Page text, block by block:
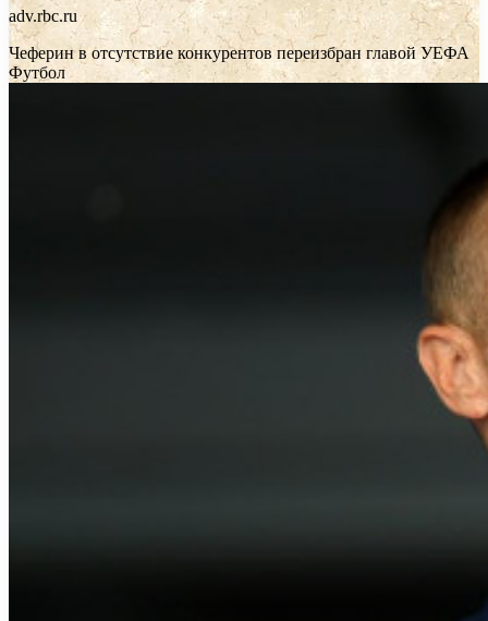
adv.rbc.ru
Чеферин в отсутствие конкурентов переизбран главой УЕФА
Футбол